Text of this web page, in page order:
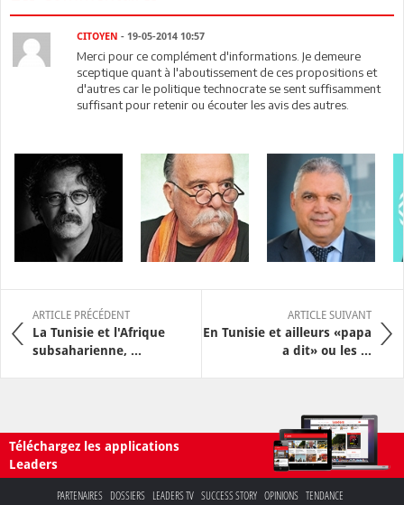
CITOYEN - 19-05-2014 10:57
Merci pour ce complément d'informations. Je demeure
sceptique quant à l'aboutissement de ces propositions et
d'autres car le politique technocrate se sent suffisamment
suffisant pour retenir ou écouter les avis des autres.
ARTICLE PRÉCÉDENT
La Tunisie et l'Afrique
subsaharienne, ...
ARTICLE SUIVANT
En Tunisie et ailleurs «papa
a dit» ou les ...
Téléchargez les applications
Leaders
PARTENAIRES DOSSIERS LEADERS TV SUCCESS STORY OPINIONS TENDANCE